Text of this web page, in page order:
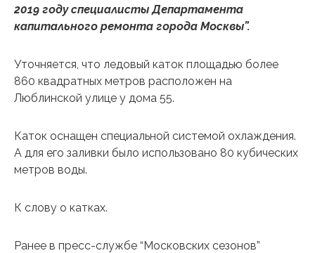
2019 году специалисты Департамента
капитального ремонта города Москвы”.
Уточняется, что ледовый каток площадью более
860 квадратных метров расположен на
Люблинской улице у дома 55.
Каток оснащен специальной системой охлаждения.
А для его заливки было использовано 80 кубических
метров воды.
К слову о катках.
Ранее в пресс-службе “Московских сезонов”